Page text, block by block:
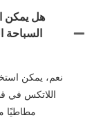
هل يمكن
نعم، يمكن
اللاتكس في
مطاطيًا